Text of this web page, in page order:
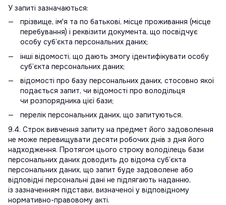
У запиті зазначаються:
прізвище, ім'я та по батькові, місце проживання (місце
перебування) і реквізити документа, що посвідчує
особу суб’єкта персональних даних;
інші відомості, що дають змогу ідентифікувати особу
суб’єкта персональних даних;
відомості про базу персональних даних, стосовно якої
подається запит, чи відомості про володільця
чи розпорядника цієї бази;
перелік персональних даних, що запитуються.
9.4. Строк вивчення запиту на предмет його задоволення
не може перевищувати десяти робочих днів з дня його
надходження. Протягом цього строку володілець бази
персональних даних доводить до відома суб’єкта
персональних даних, що запит буде задоволене або
відповідні персональні дані не підлягають наданню,
із зазначенням підстави, визначеної у відповідному
нормативно-правовому акті.